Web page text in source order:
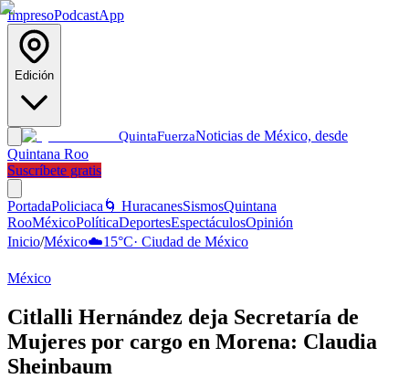
ImpresoPodcastApp
Edición
QuintaFuerzaNoticias de México, desde
Quintana Roo
Suscríbete gratis
PortadaPoliciaca 🌀 HuracanesSismosQuintana
RooMéxicoPolíticaDeportesEspectáculosOpinión
Inicio/México☁️15°C· Ciudad de México
México
Citlalli Hernández deja Secretaría de
Mujeres por cargo en Morena: Claudia
Sheinbaum